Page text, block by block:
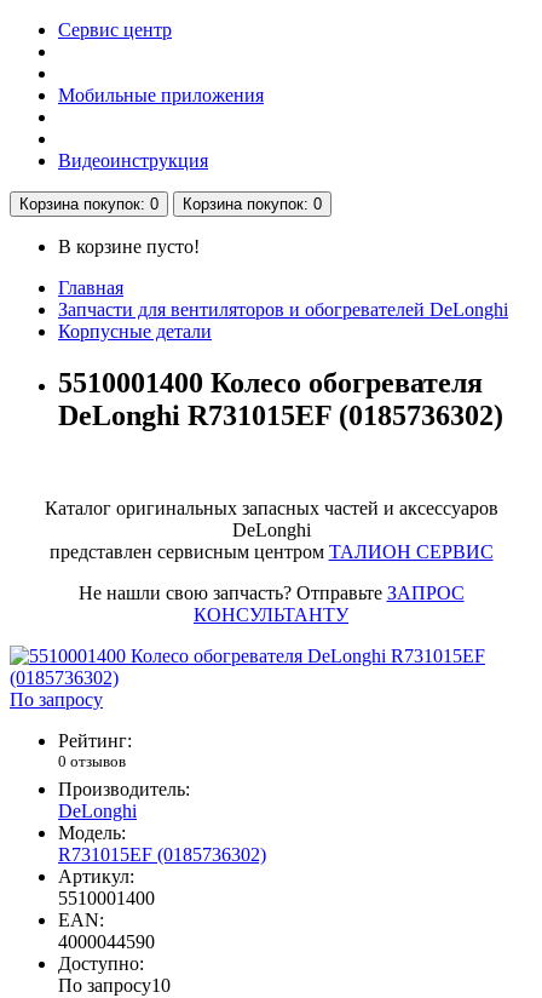
Сервис центр
Мобильные приложения
Видеоинструкция
Корзинапокупок: 0 Корзинапокупок: 0
В корзине пусто!
Главная
Запчасти для вентиляторов и обогревателей DeLonghi
Корпусные детали
5510001400 Колесо обогревателя
DeLonghi R731015EF (0185736302)
Каталог оригинальных запасных частей и аксессуаров
DeLonghi
представлен сервисным центром ТАЛИОН СЕРВИС
Не нашли свою запчасть? Отправьте ЗАПРОС
КОНСУЛЬТАНТУ
По запросу
Рейтинг:
0 отзывов
Производитель:
DeLonghi
Модель:
R731015EF (0185736302)
Артикул:
5510001400
EAN:
4000044590
Доступно:
По запросу10